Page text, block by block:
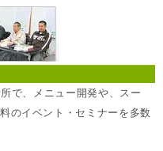
で、メニュー開発や、スー
のイベント・セミナーを多数